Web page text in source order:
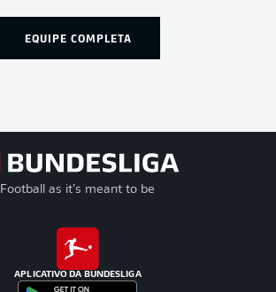
EQUIPE COMPLETA
Football as it’s meant to be
APLICATIVO DA BUNDESLIGA